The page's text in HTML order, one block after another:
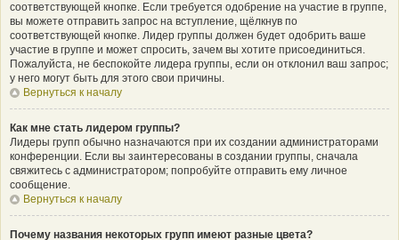
соответствующей кнопке. Если требуется одобрение на участие в группе,
вы можете отправить запрос на вступление, щёлкнув по
соответствующей кнопке. Лидер группы должен будет одобрить ваше
участие в группе и может спросить, зачем вы хотите присоединиться.
Пожалуйста, не беспокойте лидера группы, если он отклонил ваш запрос;
у него могут быть для этого свои причины.
Вернуться к началу
Как мне стать лидером группы?
Лидеры групп обычно назначаются при их создании администраторами
конференции. Если вы заинтересованы в создании группы, сначала
свяжитесь с администратором; попробуйте отправить ему личное
сообщение.
Вернуться к началу
Почему названия некоторых групп имеют разные цвета?